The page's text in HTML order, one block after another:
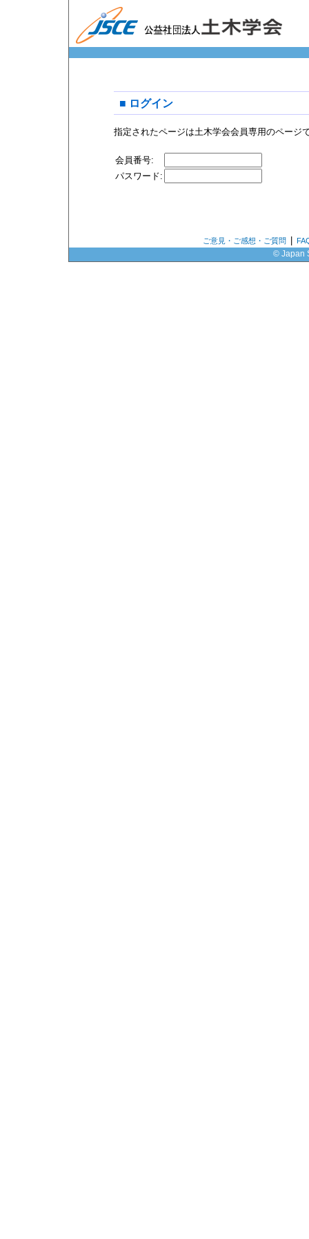
■ ログイン
指定されたページは土木学会会員専用のページ
会員番号:
パスワード:
ご意見・ご感想・ご質問
© Japan